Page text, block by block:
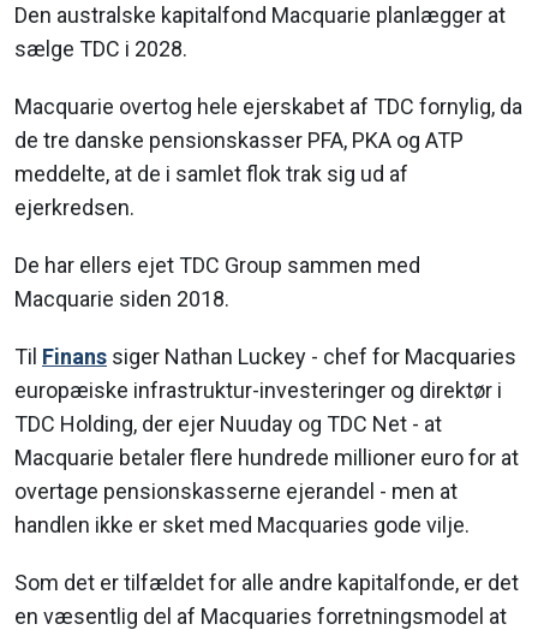
Den australske kapitalfond Macquarie planlægger at
sælge TDC i 2028.
Macquarie overtog hele ejerskabet af TDC fornylig, da
de tre danske pensionskasser PFA, PKA og ATP
meddelte, at de i samlet flok trak sig ud af
ejerkredsen.
De har ellers ejet TDC Group sammen med
Macquarie siden 2018.
Til Finans siger Nathan Luckey - chef for Macquaries
europæiske infrastruktur-investeringer og direktør i
TDC Holding, der ejer Nuuday og TDC Net - at
Macquarie betaler flere hundrede millioner euro for at
overtage pensionskasserne ejerandel - men at
handlen ikke er sket med Macquaries gode vilje.
Som det er tilfældet for alle andre kapitalfonde, er det
en væsentlig del af Macquaries forretningsmodel at